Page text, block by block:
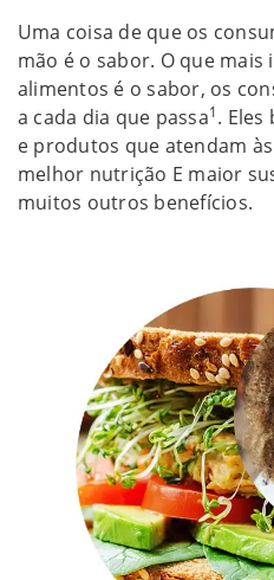
Uma coisa de que os
mão é o sabor. O que
alimentos é o sabor, os
a cada dia que passa1.
e produtos que atendam
melhor nutrição E maior
muitos outros benefícios.